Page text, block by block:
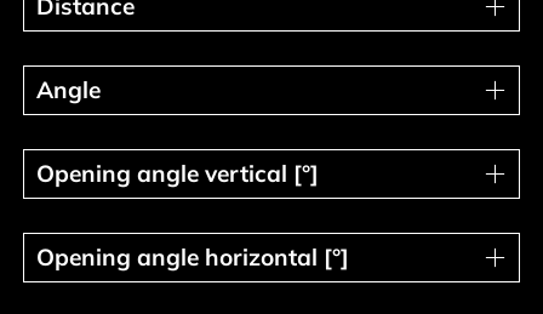
Distance
Angle
Angle
Opening angle vertical [°]
Opening angle vertical [°]
Opening angle horizontal [°]
Opening angle horizontal [°]